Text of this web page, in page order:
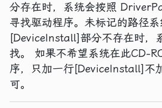
分存在时，系统会按照
寻找驱动程序。未标记的路径
[DeviceInstall]部分不存在时，
找。 如果不希望系统在此CD-
序，只加一行[DeviceInstall]不
可。